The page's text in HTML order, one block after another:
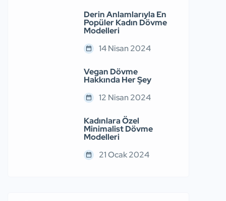
Derin Anlamlarıyla En
Popüler Kadın Dövme
Modelleri
14 Nisan 2024
Vegan Dövme
Hakkında Her Şey
12 Nisan 2024
Kadınlara Özel
Minimalist Dövme
Modelleri
21 Ocak 2024